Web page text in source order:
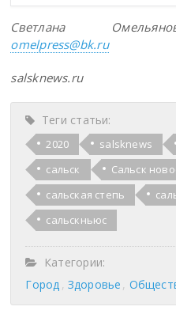
Светлана
omelpress@bk.ru
salsknews.ru
Теги статьи:
2020 salsknews
сальск
Сальск
сальская степь
сальскньюс
Категории:
Город
Здоровье